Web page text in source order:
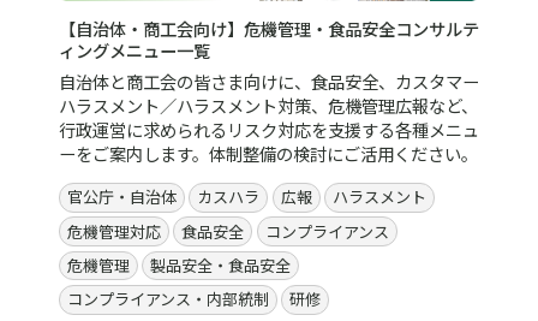
【自治体・商工会向け】危機管理・食品安全コンサルテ
ィングメニュー一覧
自治体と商工会の皆さま向けに、食品安全、カスタマー
ハラスメント／ハラスメント対策、危機管理広報など、
行政運営に求められるリスク対応を支援する各種メニュ
ーをご案内します。体制整備の検討にご活用ください。
官公庁・自治体 カスハラ 広報
ハラスメント
危機管理対応
食品安全
コンプライアンス
危機管理
製品安全・食品安全
コンプライアンス・内部統制
研修